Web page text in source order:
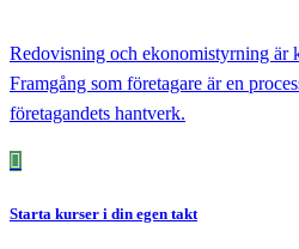
Redovisning och ekonomistyrning är
Framgång som företagare är en
företagandets hantverk.
Starta kurser i din egen takt